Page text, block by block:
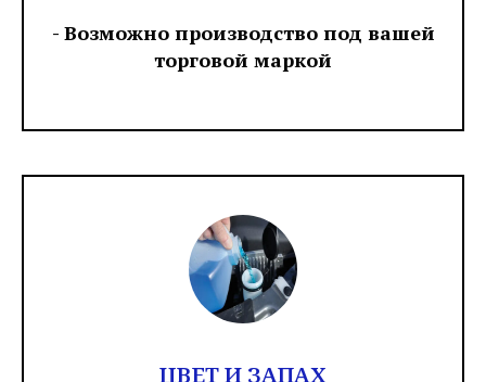
- Возможно производство под вашей
торговой маркой
ЦВЕТ И ЗАПАХ